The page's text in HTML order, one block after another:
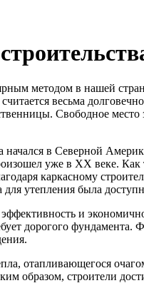
методом в нашей
весьма
Свободное
начался в Северной
уже в XX веке.
каркасному
утепления была
и
дорогого
отапливающегося
образом, строители